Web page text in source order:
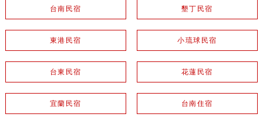
台南民宿 墾丁民宿
東港民宿 小琉球民宿
台東民宿 花蓮民宿
宜蘭民宿 台南住宿